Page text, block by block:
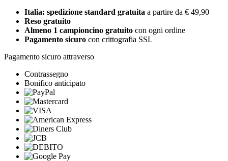
Italia: spedizione standard gratuita a partire da € 49,90
Reso gratuito
Almeno 1 campioncino gratuito con ogni ordine
Pagamento sicuro con crittografia SSL
Pagamento sicuro attraverso
Contrassegno
Bonifico anticipato